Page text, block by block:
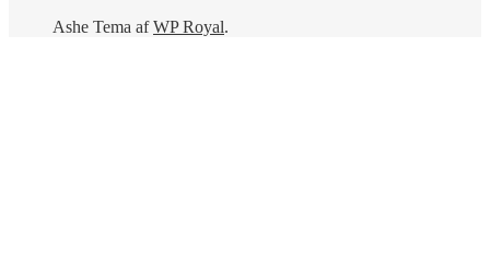
Ashe Tema afWP Royal.